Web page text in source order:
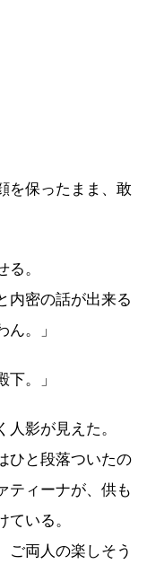
を保ったまま、敢
る。
内密の話が出来る
。」
下。」
影が見えた。
ひと段落ついたの
ティーナが、供も
いる。
両人の楽しそう